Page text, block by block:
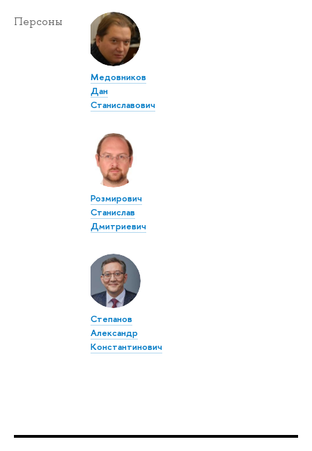
Персоны
Медовников
Дан
Станиславович
Розмирович
Станислав
Дмитриевич
Степанов
Александр
Константинович